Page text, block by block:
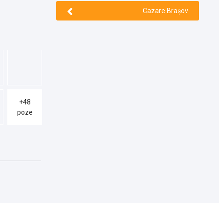
+48
poze
Cazare Brașov